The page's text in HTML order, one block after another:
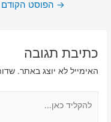
ניווט
→ הפוסט הקודם
כתיבת תגובה
האימייל לא יוצג באתר.